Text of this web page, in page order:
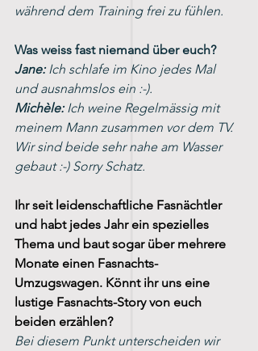
während dem Training frei zu fühlen.
Was weiss fast niemand über euch?
Jane: Ich schlafe im Kino jedes Mal
und ausnahmslos ein :-).
Michèle: Ich weine Regelmässig mit
meinem Mann zusammen vor dem TV.
Wir sind beide sehr nahe am Wasser
gebaut :-) Sorry Schatz.
Ihr seit leidenschaftliche Fasnächtler
und habt jedes Jahr ein spezielles
Thema und baut sogar über mehrere
Monate einen Fasnachts-
Umzugswagen. Könnt ihr uns eine
lustige Fasnachts-Story von euch
beiden erzählen?
Bei diesem Punkt unterscheiden wir